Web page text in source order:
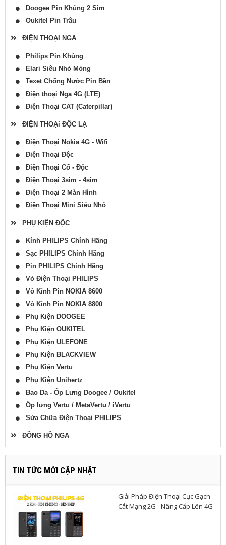
Doogee Pin Khủng 2 Sim
Oukitel Pin Trâu
ĐIỆN THOẠI NGA
Philips Pin Khủng
Elari Siêu Nhỏ Mỏng
Texet Chống Nước Pin Bền
Điện thoại Nga 4G (LTE)
Điện Thoại CAT (Caterpillar)
ĐIỆN THOẠi ĐỘC LẠ
Điện Thoại Nokia 4G - Wifi
Điện Thoại Độc
Điện Thoại Cổ - Độc
Điện Thoại 3sim - 4sim
Điện Thoại 2 Màn Hình
Điện Thoại Mini Siêu Nhỏ
PHỤ KIỆN ĐỘC
Kính PHILIPS Chính Hãng
Sạc PHILIPS Chính Hãng
Pin PHILIPS Chính Hãng
Vỏ Điện Thoại PHILIPS
Vỏ Kính Pin NOKIA 8600
Vỏ Kính Pin NOKIA 8800
Phụ Kiện DOOGEE
Phụ Kiện OUKITEL
Phụ Kiện ULEFONE
Phụ Kiện BLACKVIEW
Phụ Kiện Vertu
Phụ Kiện Unihertz
Bao Da - Ốp Lưng Doogee / Oukitel
Ốp lưng Vertu / MetaVertu / iVertu
Sửa Chữa Điện Thoại PHILIPS
ĐỒNG HỒ NGA
TIN TỨC MỚI CẬP NHẬT
Giải Pháp Điện Thoại Cục Gạch
Cắt Mạng 2G - Nâng Cấp Lên 4G